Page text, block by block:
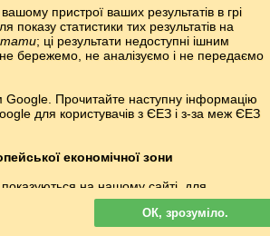
æble
умарь
pomo
õun
epli
manzana
алма
jabkò
пристрої ваших результатів в грі
показу статистики тих результатів на
; ці результати недоступні ішним
бережемо, не аналізуємо і не передаємо
Google. Прочитайте наступну інформацію
для користувачів з ЄЕЗ і з-за меж ЄЕЗ
економічної зони
на нашому сайті, для
персоналізуються. У такій рекламі файли
для персоналізації оголошень, але
частоти показів, підготовки зведених
ОК, зрозуміло.